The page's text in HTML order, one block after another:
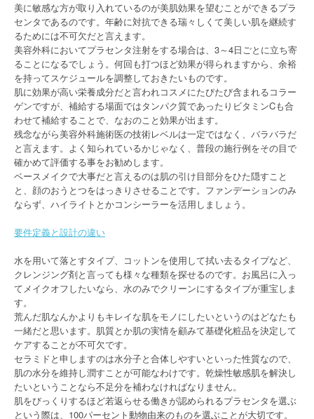
美に敏感な方が取り入れているのが美肌効果を望むことができるプラ
センタであるのです。年齢に対抗できる瑞々しくて美しい肌を継続す
るためには不可欠だと言えます。
美容外科においてプラセンタ注射をする場合は、3～4日ごとに立ち寄
ることになるでしょう。何回も打つほど効果が得られますから、余裕
を持ってスケジュールを調整しておきたいものです。
肌に効果が高い栄養成分だと言われコスメにたびたび含まれるコラー
ゲンですが、補給する場面ではタンパク質であったりビタミンCも合
わせて補給することで、なおのこと効果が出ます。
残念ながら美容外科施術医の技術レベルは一定ではなく、バラバラだ
と言えます。よく知られているかじゃなく、普段の施行例をその目で
確かめて評価する事をお勧めします。
ベースメイクで大事だと言えるのは肌の引け目部分をひた隠すこと
と、顔のおうとつをはっきりさせることです。ファンデーションのみ
ならず、ハイライトとかコンシーラーを活用しましょう。
要件定義と設計の違い
水を用いて落とすタイプ、コットンを使用して拭い去るタイプなど、
クレンジング剤と言っても様々な種類を探せるのです。お風呂に入っ
てメイクオフしたいなら、水のみでクリーンにするタイプが重宝しま
す。
荒んだ肌なんかよりもキレイな肌をモノにしたいというのはどなたも
一緒だと思います。肌質とか肌の実情を顧みて基礎化粧品を決定して
ケアすることが不可欠です。
セラミドと申しますのは水分子と合体しやすいといった性質なので、
肌の水分を維持し潤すことが可能なわけです。乾燥性敏感肌を解決し
たいということなら不足分を補わなければなりません。
肌をびっくりするほど若返らせる働きが認められるプラセンタを選ぶ
という際は、100パーセント動物由来のものを選ぶことが大切です。